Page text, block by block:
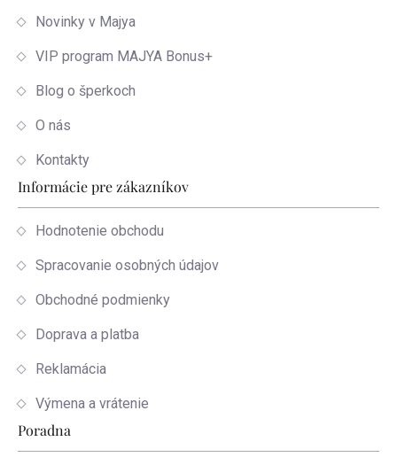
Novinky v Majya
VIP program MAJYA Bonus+
Blog o šperkoch
O nás
Kontakty
Informácie pre zákazníkov
Hodnotenie obchodu
Spracovanie osobných údajov
Obchodné podmienky
Doprava a platba
Reklamácia
Výmena a vrátenie
Poradna